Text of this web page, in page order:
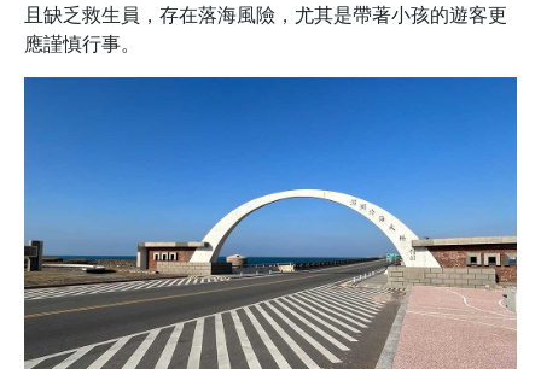
且缺乏救生員，存在落海風險，尤其是帶著小孩的遊客更
應謹慎行事。